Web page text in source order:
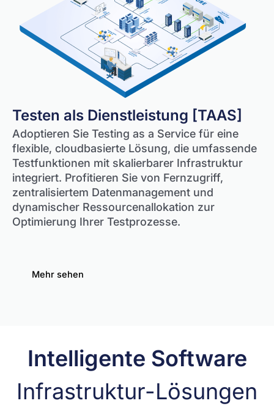
Testen als Dienstleistung [TAAS]
Adoptieren Sie Testing as a Service für eine
flexible, cloudbasierte Lösung, die umfassende
Testfunktionen mit skalierbarer Infrastruktur
integriert. Profitieren Sie von Fernzugriff,
zentralisiertem Datenmanagement und
dynamischer Ressourcenallokation zur
Optimierung Ihrer Testprozesse.
Mehr sehen
Intelligente Software
Infrastruktur-Lösungen